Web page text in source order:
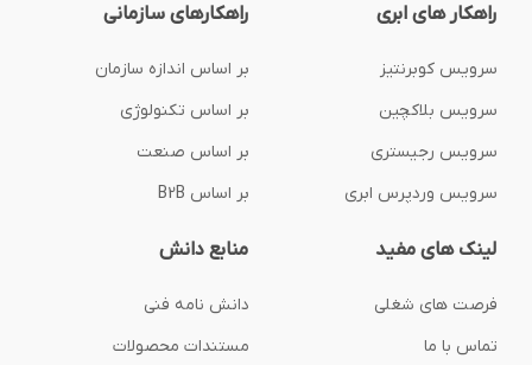
راهکار های ابری
سرویس کوبرنتیز
سرویس بلاکچین
سرویس رجیستری
سرویس وردپرس ابری
راهکارهای سازمانی
بر اساس اندازه سازمان
بر اساس تکنولوژی
بر اساس صنعت
بر اساس B2B
لینک های مفید
فرصت های شغلی
تماس با ما
منابع دانش
دانش نامه فنی
مستندات محصولات